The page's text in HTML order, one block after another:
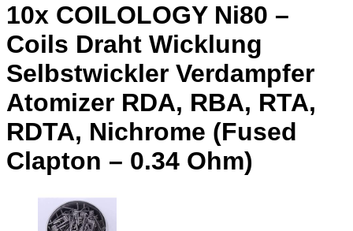
10x COILOLOGY Ni80 –
Coils Draht Wicklung
Selbstwickler Verdampfer
Atomizer RDA, RBA, RTA,
RDTA, Nichrome (Fused
Clapton – 0.34 Ohm)